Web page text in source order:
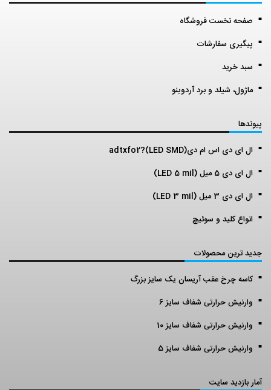
صفحه نخست فروشگاه
پیگیری سفارشات
سبد خرید
ماژول، شیلد و برد آردوینو
پیوندها
ال ای دی اس ام دی(LED SMD)?adtxfo2
ال ای دی 5 میل (LED 5 mil)
ال ای دی 3 میل (LED 3 mil)
انواع کلید و سوئیچ
جدید ترین محصولات
کاسه چرخ عقب آریسان یک سایز بزرگ
وارنیش حرارتی شفاف سایز 6
وارنیش حرارتی شفاف سایز 10
وارنیش حرارتی شفاف سایز 5
آمار بازدید سایت